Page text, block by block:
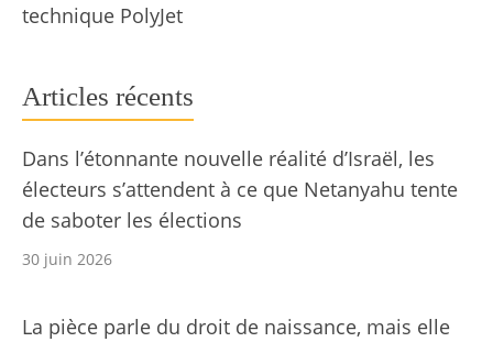
technique PolyJet
Articles récents
Dans l’étonnante nouvelle réalité d’Israël, les
électeurs s’attendent à ce que Netanyahu tente
de saboter les élections
30 juin 2026
La pièce parle du droit de naissance, mais elle